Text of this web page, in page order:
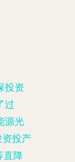
投资
过
源光
资投产
直降